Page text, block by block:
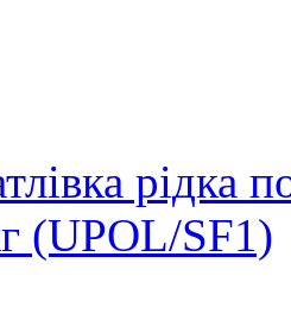
рідка
(UPOL/SF1)